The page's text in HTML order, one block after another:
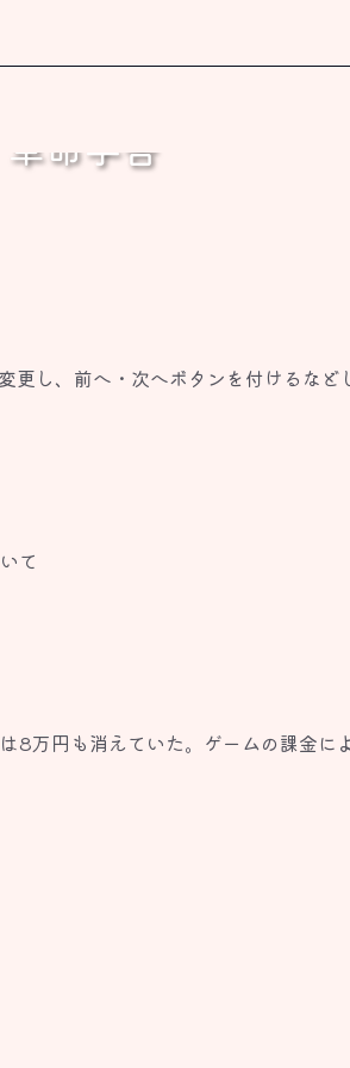
革命学舎
更し、前へ・次へボタンを付けるなど
て
8万円も消えていた。ゲームの課金に